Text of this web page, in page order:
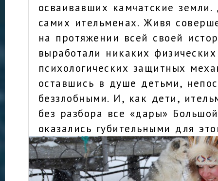
осваивавших камчатские
самих ительменах. Живя
на протяжении всей своей
выработали никаких
психологических защитных
оставшись в душе детьми,
беззлобными. И, как дети,
без разбора все «дары»
оказались губительными для